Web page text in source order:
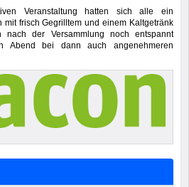
Veranstaltung hatten sich alle ein
mit frisch Gegrilltem und einem Kaltgetränk
nach der Versammlung noch entspannt
Abend bei dann auch angenehmeren